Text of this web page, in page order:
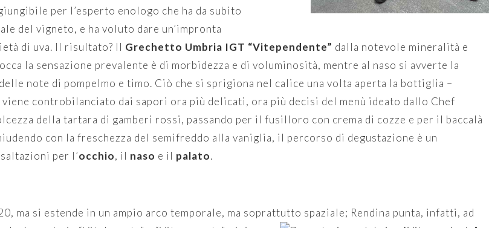
per l’esperto enologo che ha da subito
del vigneto, e ha voluto dare un’impronta
di uva. Il risultato? Il Grechetto Umbria IGT “Vitependente” dalla notevole mineralità e
la sensazione prevalente è di morbidezza e di voluminosità, mentre al naso si avverte la
note di pompelmo e timo. Ciò che si sprigiona nel calice una volta aperta la bottiglia –
controbilanciato dai sapori ora più delicati, ora più decisi del menù ideato dallo Chef
della tartara di gamberi rossi, passando per il fusilloro con crema di cozze e per il baccalà
con la freschezza del semifreddo alla vaniglia, il percorso di degustazione è un
per l’occhio, il naso e il palato.
ma si estende in un ampio arco temporale, ma soprattutto spaziale; Rendina punta, infatti, ad